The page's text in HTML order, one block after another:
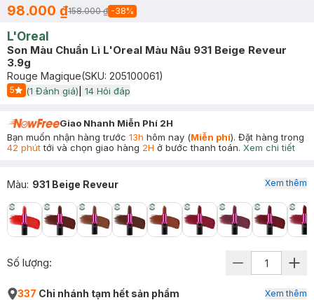
98.000 ₫158.000 ₫ -38%
L'Oreal
Son Màu Chuẩn Lì L'Oreal Màu Nâu 931 Beige Reveur
3.9g
Rouge Magique(SKU: 205100061)
5
Start Icon
(1 Đánh giá) 14 Hỏi đáp
Giao Nhanh Miễn Phí 2H
Bạn muốn nhận hàng trước 13h hôm nay (Miễn phí). Đặt hàng trong
42 phúttới và chọn giao hàng 2H ở bước thanh toán. Xem chi tiết
Màu: 931 Beige Reveur Xem thêm
Số lượng:
337 Chi nhánh tạm hết sản phẩm Xem thêm